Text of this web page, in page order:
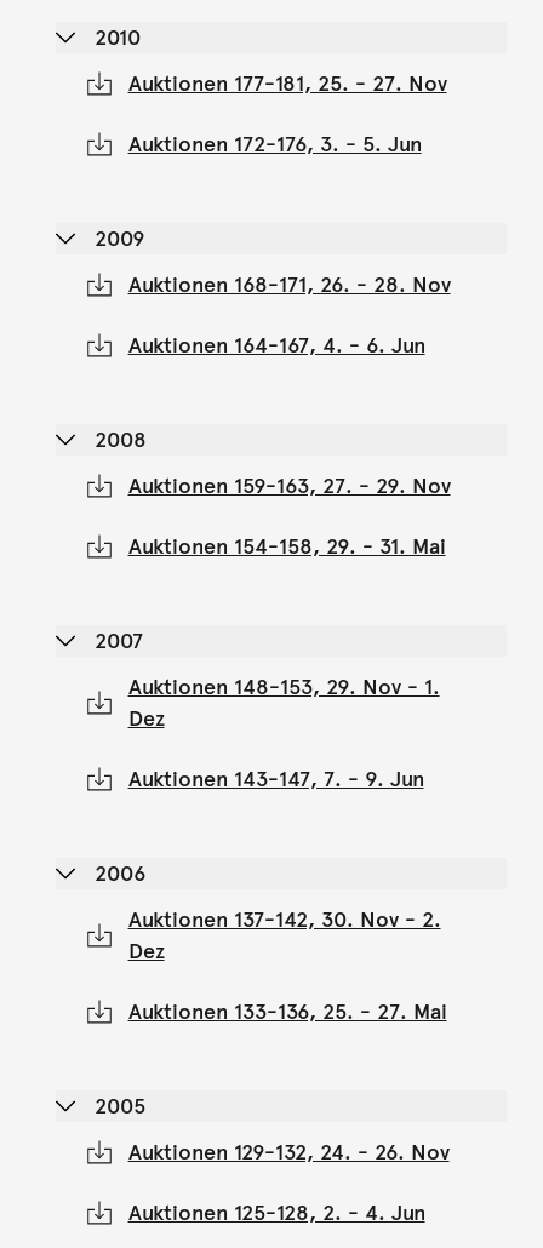
2010
Auktionen 177-181, 25. - 27. Nov
Auktionen 172-176, 3. - 5. Jun
2009
Auktionen 168-171, 26. - 28. Nov
Auktionen 164-167, 4. - 6. Jun
2008
Auktionen 159-163, 27. - 29. Nov
Auktionen 154-158, 29. - 31. Mai
2007
Auktionen 148-153, 29. Nov - 1.
Dez
Auktionen 143-147, 7. - 9. Jun
2006
Auktionen 137-142, 30. Nov - 2.
Dez
Auktionen 133-136, 25. - 27. Mai
2005
Auktionen 129-132, 24. - 26. Nov
Auktionen 125-128, 2. - 4. Jun